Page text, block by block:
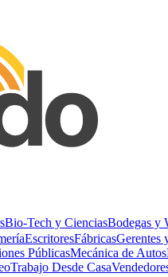
Bio-Tech y CienciasBodegas y
EscritoresFábricasGerentes
PúblicasMecánica de Autos
Trabajo Desde Casa